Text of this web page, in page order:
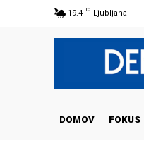
19.4 C Ljubljana
DOMOV FOKUS